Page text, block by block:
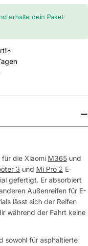
erhalte dein Paket
für die Xiaomi M365 und
3 und Mi Pro 2 E-
gefertigt. Er absorbiert
Außenreifen für E-
lässt sich der Reifen
während der Fahrt keine
sowohl für asphaltierte